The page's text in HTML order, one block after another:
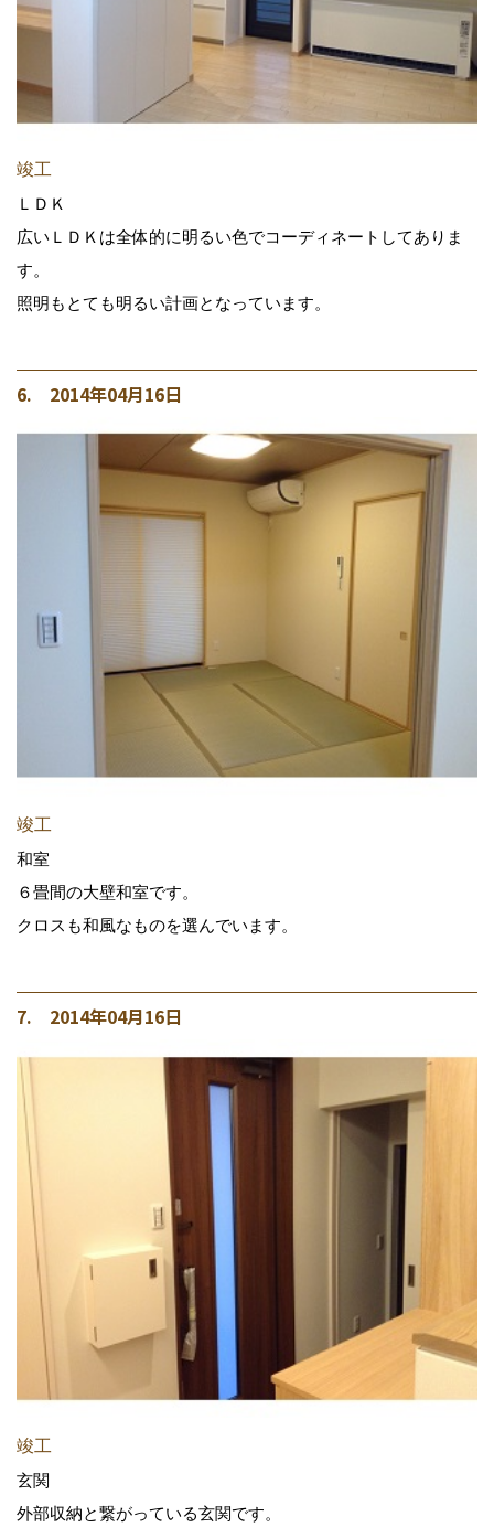
竣工
ＬＤＫ
広いＬＤＫは全体的に明るい色でコーディネートしてありま
す。
照明もとても明るい計画となっています。
6. 2014年04月16日
竣工
和室
６畳間の大壁和室です。
クロスも和風なものを選んでいます。
7. 2014年04月16日
竣工
玄関
外部収納と繋がっている玄関です。